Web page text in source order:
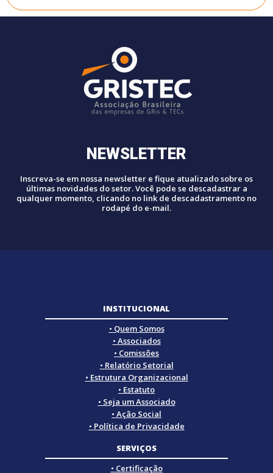
NEWSLETTER
Inscreva-se em nossa newsletter e fique atualizado sobre os
últimas novidades do setor. Você pode se descadastrar a
qualquer momento, clicando no link de descadastramento no
rodapé do e-mail.
INSTITUCIONAL
• Quem Somos
• Associados
• Comissões
• Relatório Setorial
• Estrutura Organizacional
• Estatuto
• Seja um Associado
• Ação Social
• Política de Privacidade
SERVIÇOS
• Certificação